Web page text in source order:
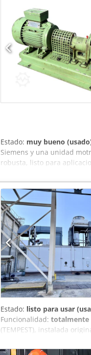
Eficiencia: clase IE3
Abzsck Equipo completo
APLICACIONES
producción Zonas ATEX
Estado: muy bueno
Siemens y una unidad
robusta, listo para
Dsdpfeywn Nzsx Abzjck
2850 rpm Alimentación:
Estado: Usado, con
el punto de vista técnico.
(visible en la foto). Esto no
Estado: listo para usar
Funcionalidad: totalmente
(TEMPEST), instalada
planta se basa en una
bajas emisiones (DLE) y